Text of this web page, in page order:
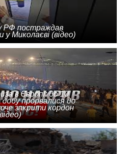
РФ постраждав
у Миколаєві (відео)
в Європі: до 10
прорвалися до
закрити кордон